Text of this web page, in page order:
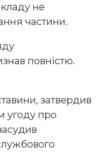
не
частини.
повністю.
затвердив
угоду про